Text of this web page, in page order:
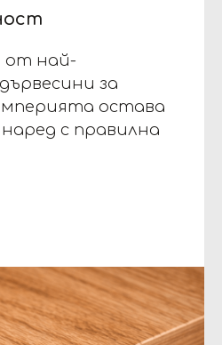
от най-
за
остава
с правилна